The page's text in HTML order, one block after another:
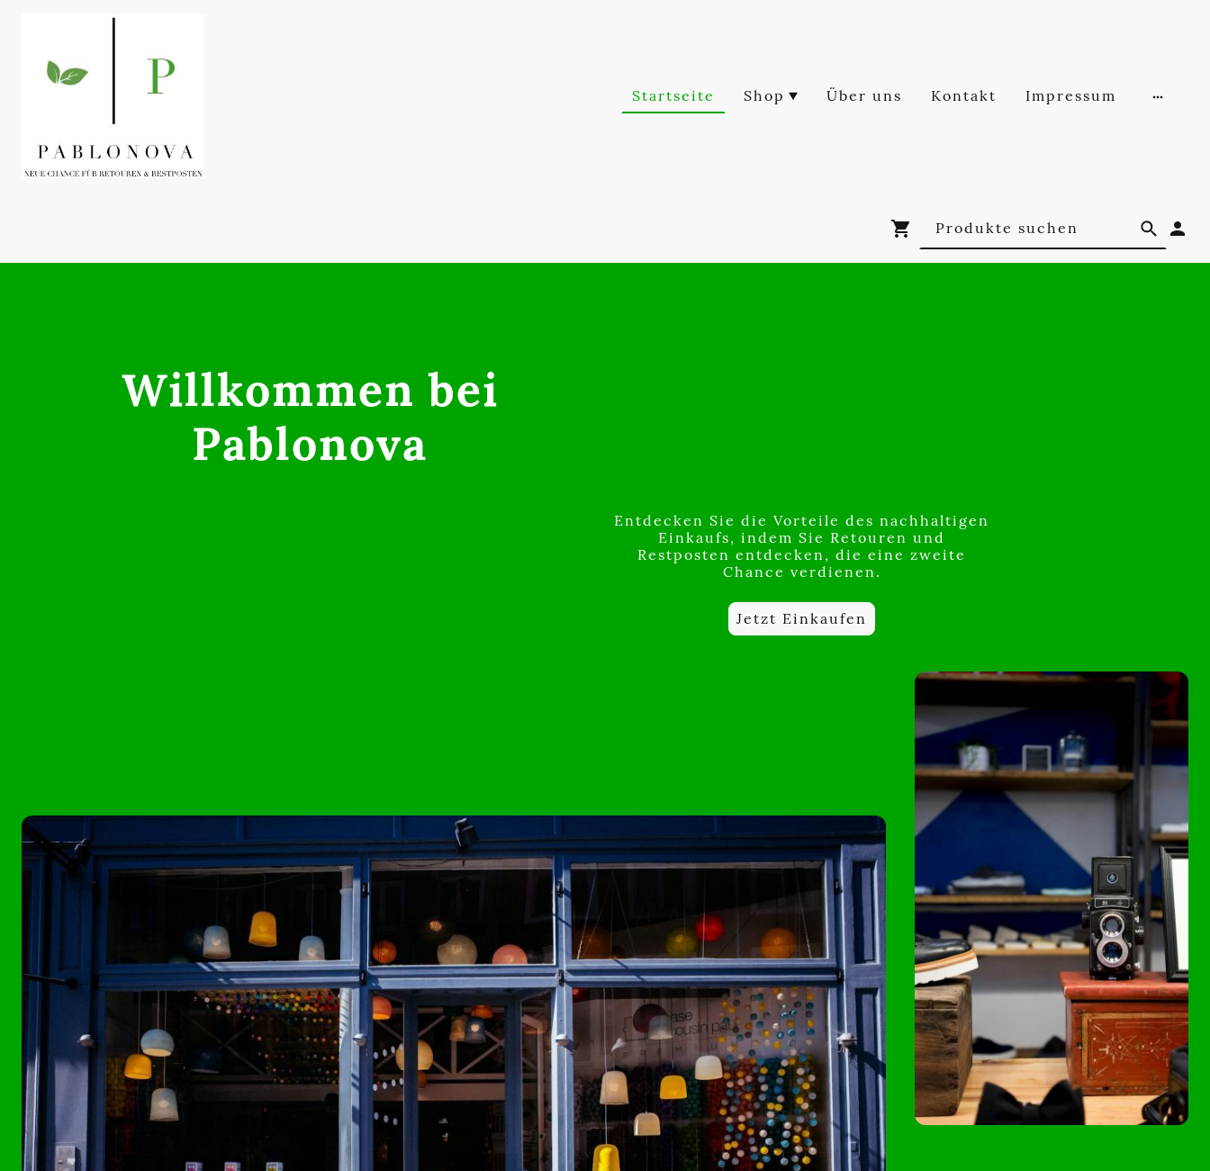
Startseite Shop Über uns Kontakt Impressum
Willkommen bei
Pablonova
Entdecken Sie die Vorteile des nachhaltigen
Einkaufs, indem Sie Retouren und
Restposten entdecken, die eine zweite
Chance verdienen.
Jetzt Einkaufen